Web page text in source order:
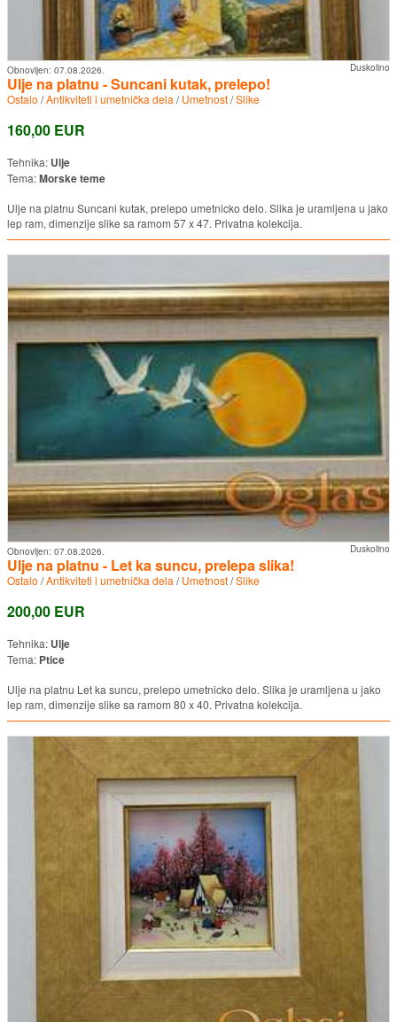
Duskolino
Obnovljen: 07.08.2026.
Ulje na platnu - Suncani kutak, prelepo!
Ostalo /Antikviteti i umetnička dela /Umetnost/Slike
160,00 EUR
Tehnika: Ulje
Tema:Morske teme
Ulje na platnu Suncani kutak, prelepo umetnicko delo. Slika je uramljena u jako
lep ram, dimenzije slike sa ramom 57 x 47. Privatna kolekcija.
Duskolino
Obnovljen: 07.08.2026.
Ulje na platnu - Let ka suncu, prelepa slika!
Ostalo /Antikviteti i umetnička dela /Umetnost/Slike
200,00 EUR
Tehnika: Ulje
Tema: Ptice
Ulje na platnu Let ka suncu, prelepo umetnicko delo. Slika je uramljena u jako
lep ram, dimenzije slike sa ramom 80 x 40. Privatna kolekcija.